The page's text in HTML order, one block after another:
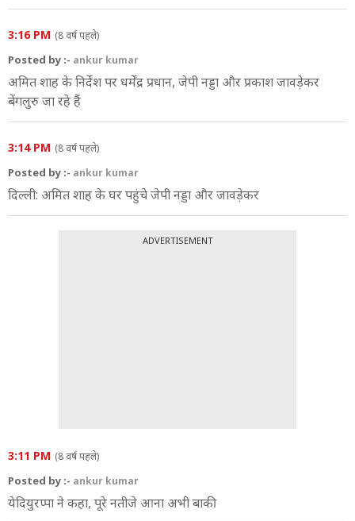
3:16 PM (8 वर्ष पहले)
Posted by :- ankur kumar
अमित शाह के निर्देश पर धर्मेंद्र प्रधान, जेपी नड्डा और प्रकाश जावड़ेकर
बेंगलुरु जा रहे हैं
3:14 PM (8 वर्ष पहले)
Posted by :- ankur kumar
दिल्‍ली: अमित शाह के घर पहुंचे जेपी नड्डा और जावड़ेकर
ADVERTISEMENT
3:11 PM (8 वर्ष पहले)
Posted by :- ankur kumar
येद‍ियुरप्‍पा ने कहा, पूरे नतीजे आना अभी बाकी